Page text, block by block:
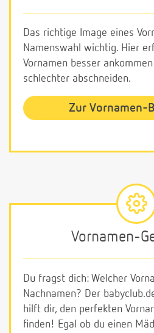
Das richtige Image eines
Namenswahl wichtig. Hier
Vornamen besser
schlechter abschneiden.
Zur Vornamen-
Vornamen-
Du fragst dich: Welcher
Nachnamen? Der
hilft dir, den perfekten
finden! Egal ob du einen